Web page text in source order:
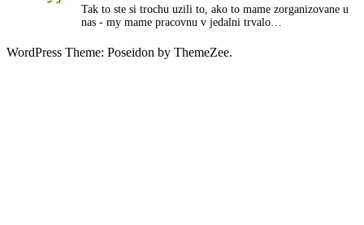
Tak to ste si trochu uzili to, ako to mame zorganizovane u
nas - my mame pracovnu v jedalni trvalo…
WordPress Theme: Poseidon by ThemeZee.